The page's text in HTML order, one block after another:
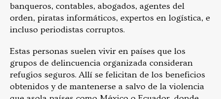
banqueros, contables, abogados, agentes del
orden, piratas informáticos, expertos en logística, e
incluso periodistas corruptos.
Estas personas suelen vivir en países que los
grupos de delincuencia organizada consideran
refugios seguros. Allí se felicitan de los beneficios
obtenidos y de mantenerse a salvo de la violencia